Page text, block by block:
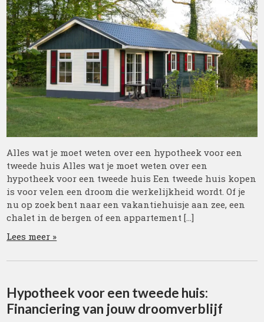
Alles wat je moet weten over een hypotheek voor een
tweede huis Alles wat je moet weten over een
hypotheek voor een tweede huis Een tweede huis kopen
is voor velen een droom die werkelijkheid wordt. Of je
nu op zoek bent naar een vakantiehuisje aan zee, een
chalet in de bergen of een appartement […]
Lees meer »
Hypotheek voor een tweede huis:
Financiering van jouw droomverblijf